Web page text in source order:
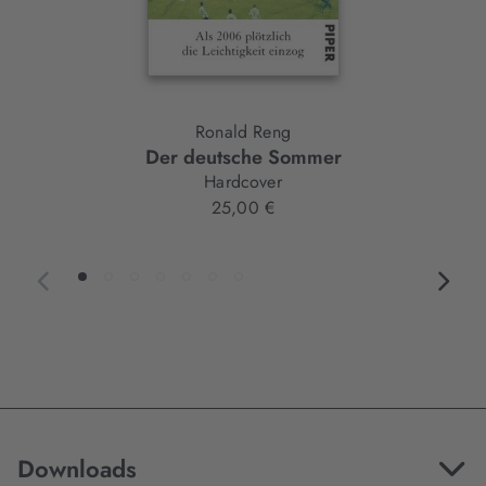
Ronald Reng
Der deutsche Sommer
Hardcover
25,00 €
Downloads